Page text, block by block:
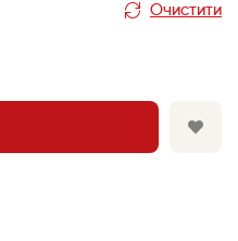
Очистити